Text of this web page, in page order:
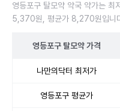
영등포구 탈모약 약국 약가는 최
5,370원, 평균가 8,270원입니
영등포구 탈모약가격
나만의닥터 최저가
영등포구 평균가